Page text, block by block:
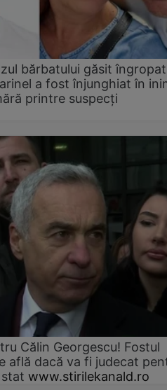
bărbatului găsit
a fost înjunghiat în
printre suspecți
Călin Georgescu! Fostul
află dacă va fi judecat
www.stirilekanald.ro